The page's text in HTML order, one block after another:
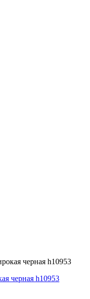
черная h10953